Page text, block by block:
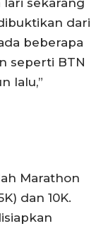
dari
beberapa
seperti BTN
lalu,”
Marathon
dan 10K.